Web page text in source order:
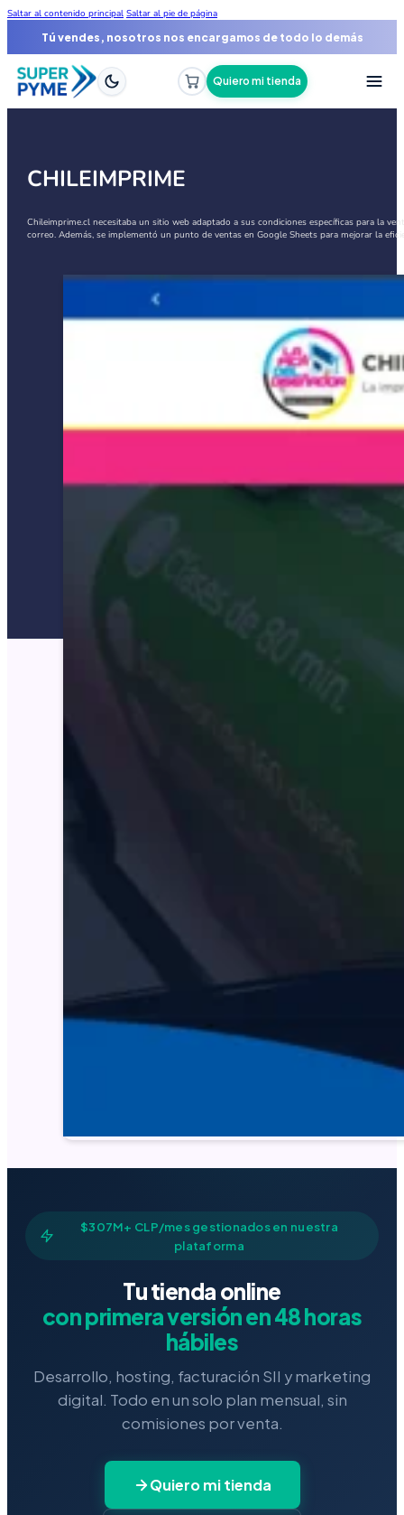
Saltar al contenido principal Saltar al pie de página
Tú vendes, nosotros nos encargamos de todo lo demás
Quiero mi tienda
CHILEIMPRIME
Chileimprime.cl necesitaba un sitio web adaptado a sus condiciones específicas para la
correo. Además, se implementó un punto de ventas en Google Sheets para mejorar la
$307M+ CLP/mes gestionados en nuestra
plataforma
Tu tienda online
con primera versión en 48 horas
hábiles
Desarrollo, hosting, facturación SII y marketing
digital. Todo en un solo plan mensual, sin
comisiones por venta.
Quiero mi tienda